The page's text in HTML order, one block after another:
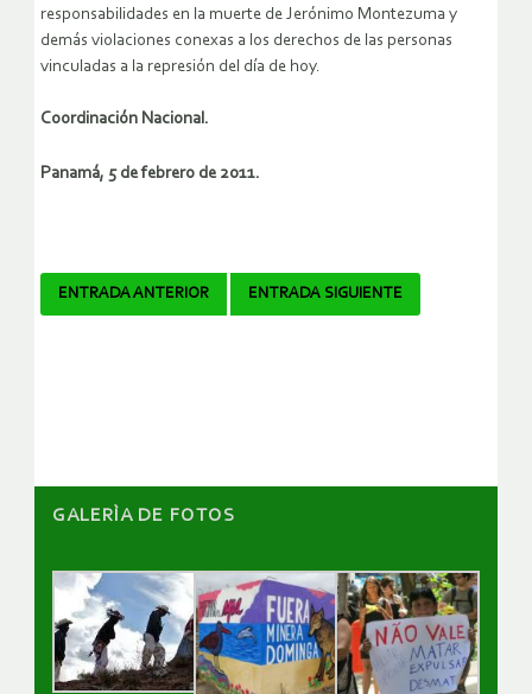
responsabilidades en la muerte de Jerónimo Montezuma y
demás violaciones conexas a los derechos de las personas
vinculadas a la represión del día de hoy.
Coordinación Nacional.
Panamá, 5 de febrero de 2011.
Navegador
ENTRADA ANTERIOR ENTRADA SIGUIENTE
GALERÌA DE FOTOS